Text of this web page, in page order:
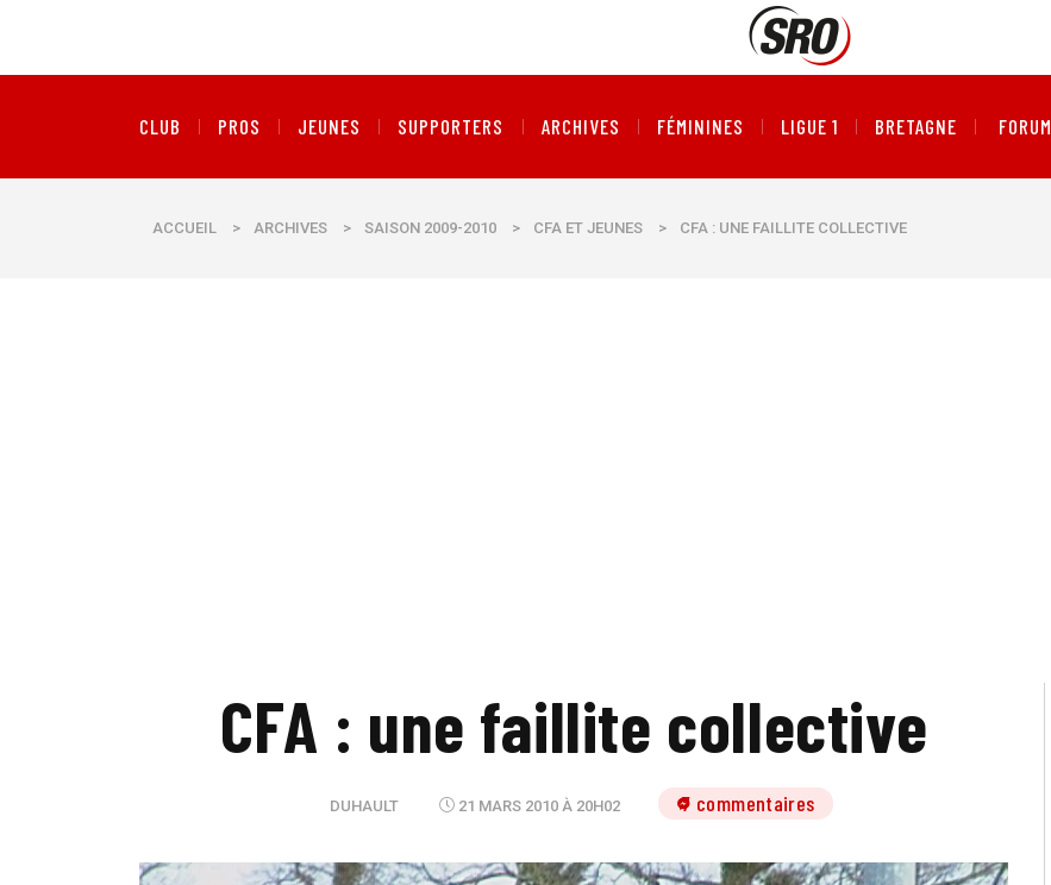
CLUB PROS JEUNES SUPPORTERS ARCHIVES FÉMININES LIGUE 1 BRETAGNE FORUM
ACCUEIL > ARCHIVES > SAISON 2009-2010 > CFA ET JEUNES > CFA : UNE FAILLITE COLLECTIVE
CFA : une faillite collective
DUHAULT 21 MARS 2010 À 20H02 7 commentaires